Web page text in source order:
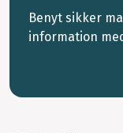
Benyt sikker
information